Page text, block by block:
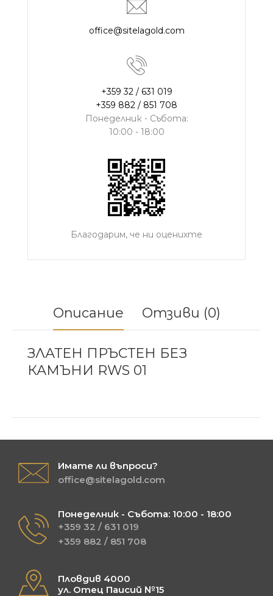
office@sitelagold.com
+359 32 / 631 019
+359 882 / 851 708
Понеделник - Събота:
10:00 - 18:00
Благодарим, че ни оценихте
Описание Отзиви (0)
ЗЛАТЕН ПРЪСТЕН БЕЗ
КАМЪНИ RWS 01
Имате ли въпроси?
office@sitelagold.com
Понеделник - Събота: 10:00 - 18:00
+359 32 / 631 019
+359 882 / 851 708
Пловдив 4000
ул. Отец Паисий №15